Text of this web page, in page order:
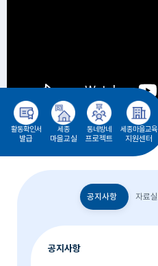
활동확인서
발급
세종
마을교실
동네방네
프로젝트
세종마을교육
지원센터
공지사항 자료실
공지사항